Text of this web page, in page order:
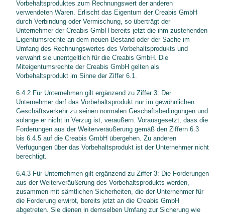
Vorbehaltsproduktes zum Rechnungswert der anderen
verwendeten Waren. Erlischt das Eigentum der Creabis GmbH
durch Verbindung oder Vermischung, so überträgt der
Unternehmer der Creabis GmbH bereits jetzt die ihm zustehenden
Eigentumsrechte an dem neuen Bestand oder der Sache im
Umfang des Rechnungswertes des Vorbehaltsprodukts und
verwahrt sie unentgeltlich für die Creabis GmbH. Die
Miteigentumsrechte der Creabis GmbH gelten als
Vorbehaltsprodukt im Sinne der Ziffer 6.1.
6.4.2 Für Unternehmen gilt ergänzend zu Ziffer 3: Der
Unternehmer darf das Vorbehaltsprodukt nur im gewöhnlichen
Geschäftsverkehr zu seinen normalen Geschäftsbedingungen und
solange er nicht in Verzug ist, veräußern. Vorausgesetzt, dass die
Forderungen aus der Weiterveräußerung gemäß den Ziffern 6.3
bis 6.4.5 auf die Creabis GmbH übergehen. Zu anderen
Verfügungen über das Vorbehaltsprodukt ist der Unternehmer nicht
berechtigt.
6.4.3 Für Unternehmen gilt ergänzend zu Ziffer 3: Die Forderungen
aus der Weiterveräußerung des Vorbehaltsprodukts werden,
zusammen mit sämtlichen Sicherheiten, die der Unternehmer für
die Forderung erwirbt, bereits jetzt an die Creabis GmbH
abgetreten. Sie dienen in demselben Umfang zur Sicherung wie